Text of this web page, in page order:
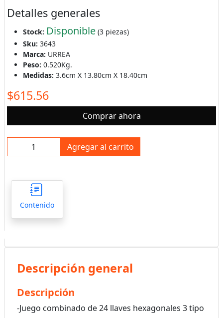
Detalles generales
Stock: Disponible(3 piezas)
Sku: 3643
Marca: URREA
Peso: 0.520Kg.
Medidas: 3.6cm X 13.80cm X 18.40cm
$615.56
Comprar ahora
Agregar al carrito
Contenido
Descripción general
Descripción
-Juego combinado de 24 llaves hexagonales 3 tipo